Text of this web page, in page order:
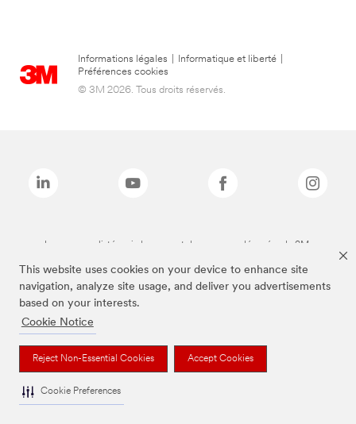
This website uses cookies on your device to enhance site
navigation, analyze site usage, and deliver you advertisements
based on your interests.
Cookie Notice
Reject Non-Essential Cookies Accept Cookies
Cookie Preferences
Informations légales Informatique et liberté
Préférences cookies
© 3M 2026. Tous droits réservés.
Les marques listées ci-dessus sont des marques déposées de 3M.